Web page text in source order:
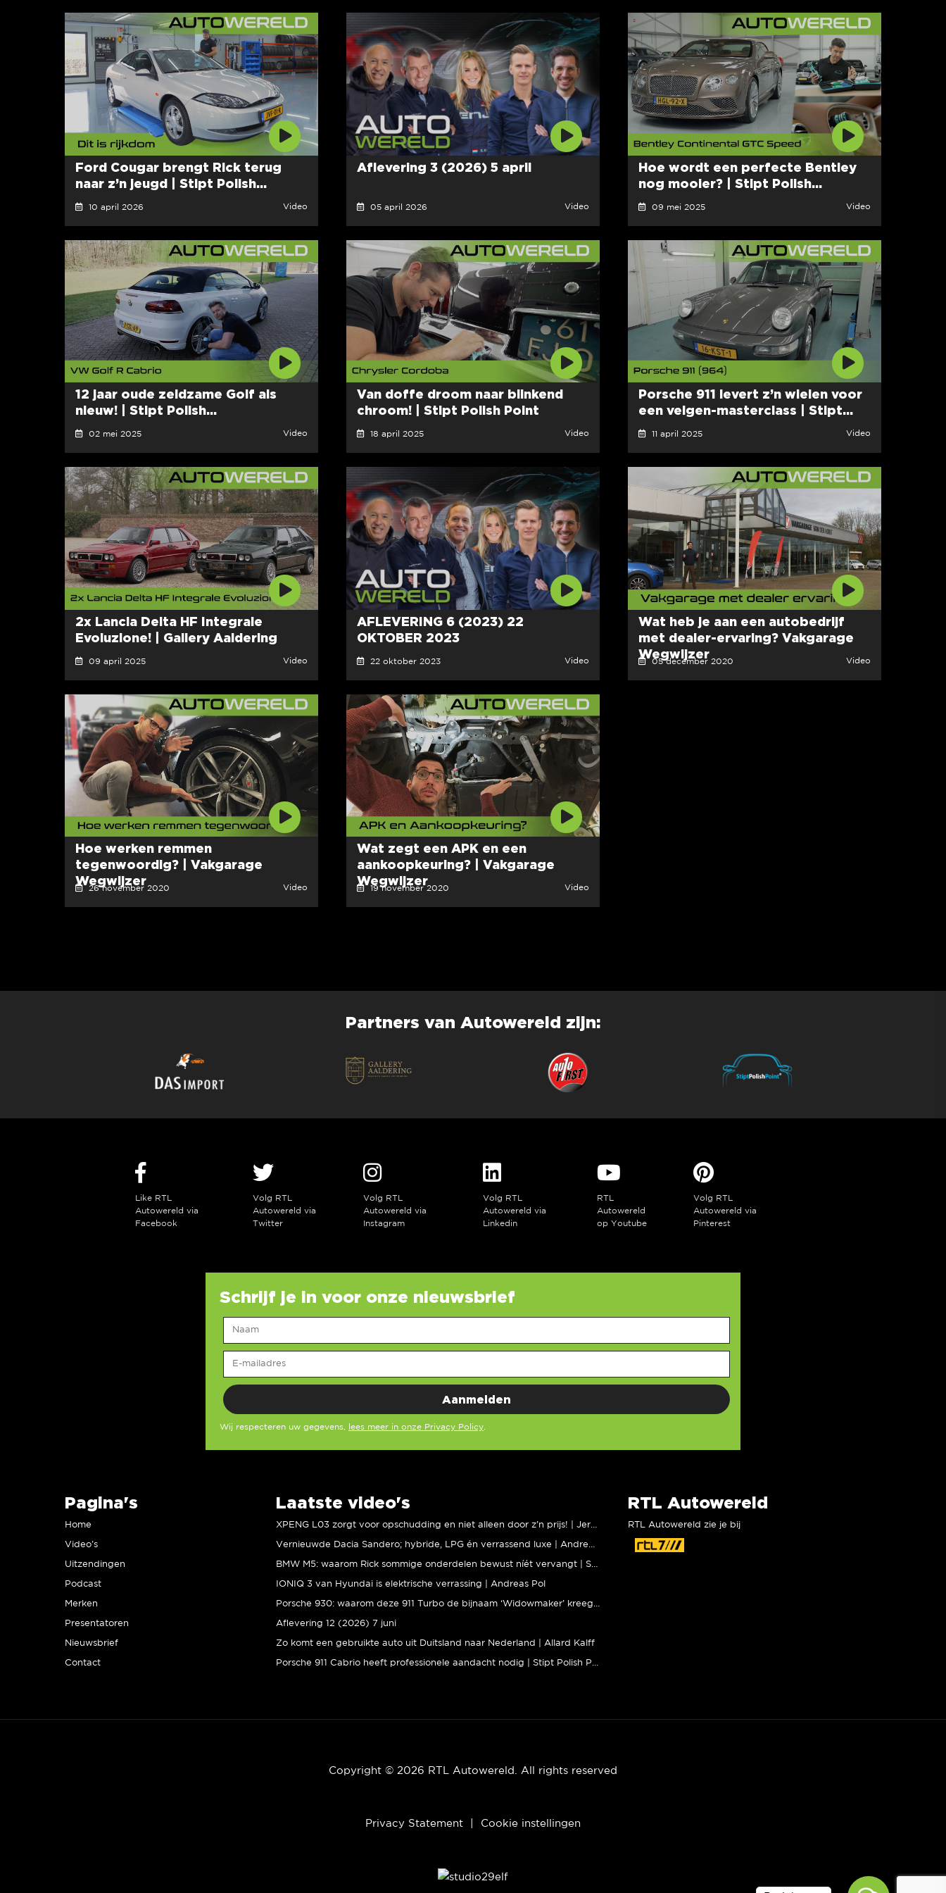
Ford Cougar brengt Rick terug
naar z’n jeugd | Stipt Polish...
10 april 2026 Video
Aflevering 3 (2026) 5 april
05 april 2026 Video
Hoe wordt een perfecte Bentley
nog mooier? | Stipt Polish...
09 mei 2025 Video
12 jaar oude zeldzame Golf als
nieuw! | Stipt Polish...
02 mei 2025 Video
Van doffe droom naar blinkend
chroom! | Stipt Polish Point
18 april 2025 Video
Porsche 911 levert z’n wielen voor
een velgen-masterclass | Stipt...
11 april 2025 Video
2x Lancia Delta HF Integrale
Evoluzione! | Gallery Aaldering
09 april 2025 Video
AFLEVERING 6 (2023) 22
OKTOBER 2023
22 oktober 2023 Video
Wat heb je aan een autobedrijf
met dealer-ervaring? Vakgarage
Wegwijzer
05 december 2020 Video
Hoe werken remmen
tegenwoordig? | Vakgarage
Wegwijzer
26 november 2020 Video
Wat zegt een APK en een
aankoopkeuring? | Vakgarage
Wegwijzer
19 november 2020 Video
Partners van Autowereld zijn:
Like RTL
Autowereld via
Facebook
Volg RTL
Autowereld via
Twitter
Volg RTL
Autowereld via
Instagram
Volg RTL
Autowereld via
Linkedin
RTL
Autowereld
op Youtube
Volg RTL
Autowereld via
Pinterest
Schrijf je in voor onze nieuwsbrief
Wij respecteren uw gegevens, lees meer in onze Privacy Policy
Pagina's
Home
Video’s
Uitzendingen
Podcast
Merken
Presentatoren
Nieuwsbrief
Contact
Laatste video's
IONIQ 3 van Hyundai is elektrische verrassing | Andreas Pol
Aflevering 12 (2026) 7 juni
Zo komt een gebruikte auto uit Duitsland naar Nederland | Allard Kalff
RTL Autowereld
RTL Autowereld zie je bij
Copyright © 2026 RTL Autowereld. All rights reserved
Privacy Statement Cookie instellingen